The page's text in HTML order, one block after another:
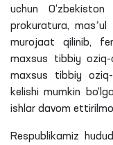
uchun
prokuratura,
murojaat qilinib,
maxsus tibbiy
maxsus tibbiy
kelishi mumkin
ishlar davom
Respublikamiz